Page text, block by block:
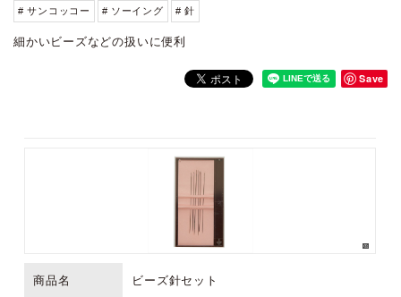
# サンコッコー # ソーイング # 針
細かいビーズなどの扱いに便利
Save
商品名 ビーズ針セット